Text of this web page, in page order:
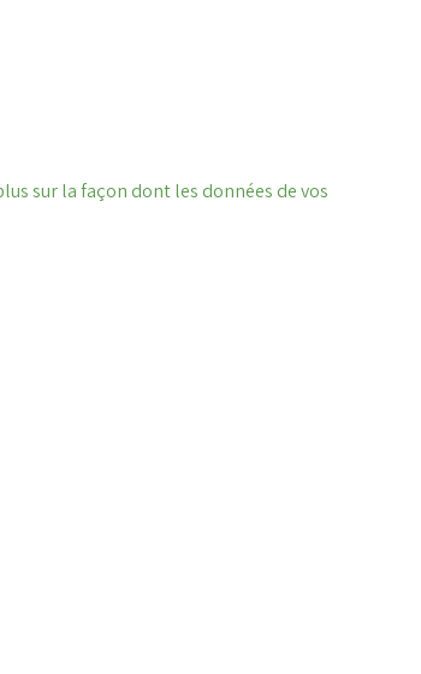
sur la façon dont les données de vos